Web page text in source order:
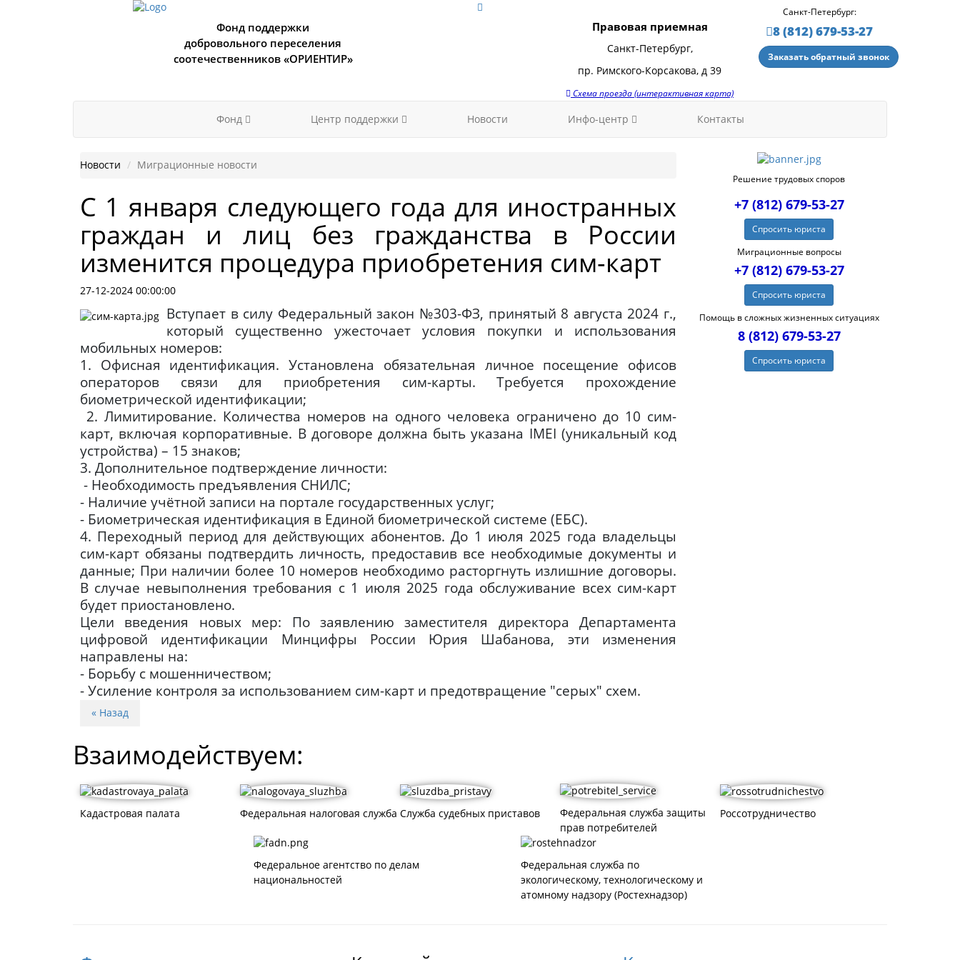
Фонд поддержки
добровольного переселения
соотечественников «ОРИЕНТИР»
Правовая приемная
Санкт-Петербург,
пр. Римского-Корсакова, д 39
Схема проезда (интерактивная карта)
Санкт-Петербург:
8 (812) 679-53-27
Заказать обратный звонок
Фонд Центр поддержки Новости Инфо-центр Контакты
Новости Миграционные новости
С 1 января следующего года для иностранных
граждан и лиц без гражданства в России
изменится процедура приобретения сим-карт
27-12-2024 00:00:00
Вступает в силу Федеральный закон №303-ФЗ, принятый 8 августа 2024 г.,
который существенно ужесточает условия покупки и использования
мобильных номеров:
1. Офисная идентификация. Установлена обязательная личное посещение офисов
операторов связи для приобретения сим-карты. Требуется прохождение
биометрической идентификации;
2. Лимитирование. Количества номеров на одного человека ограничено до 10 сим-
карт, включая корпоративные. В договоре должна быть указана IMEI (уникальный код
устройства) – 15 знаков;
3. Дополнительное подтверждение личности:
- Необходимость предъявления СНИЛС;
- Наличие учётной записи на портале государственных услуг;
- Биометрическая идентификация в Единой биометрической системе (ЕБС).
4. Переходный период для действующих абонентов. До 1 июля 2025 года владельцы
сим-карт обязаны подтвердить личность, предоставив все необходимые документы и
данные; При наличии более 10 номеров необходимо расторгнуть излишние договоры.
В случае невыполнения требования с 1 июля 2025 года обслуживание всех сим-карт
будет приостановлено.
Цели введения новых мер: По заявлению заместителя директора Департамента
цифровой идентификации Минцифры России Юрия Шабанова, эти изменения
направлены на:
- Борьбу с мошенничеством;
- Усиление контроля за использованием сим-карт и предотвращение "серых" схем.
« Назад
Решение трудовых споров
+7 (812) 679-53-27
Спросить юриста
Миграционные вопросы
+7 (812) 679-53-27
Спросить юриста
Помощь в сложных жизненных ситуациях
8 (812) 679-53-27
Спросить юриста
Взаимодействуем:
Кадастровая палата Федеральная налоговая служба Служба судебных приставов
Федеральная служба защиты
прав потребителей
Россотрудничество
Федеральное агентство по делам
национальностей
Федеральная служба по
экологическому, технологическому и
атомному надзору (Ростехнадзор)